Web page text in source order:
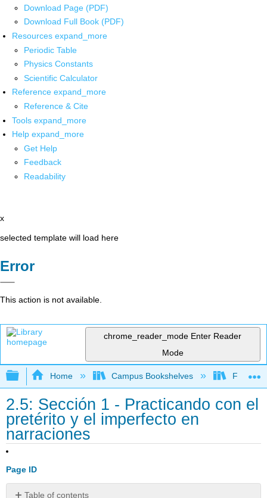
Download Page (PDF)
Download Full Book (PDF)
Resources expand_more
Periodic Table
Physics Constants
Scientific Calculator
Reference expand_more
Reference & Cite
Tools expand_more
Help expand_more
Get Help
Feedback
Readability
x
selected template will load here
Error
This action is not available.
chrome_reader_mode Enter Reader
Mode
Expand/collapse global hierarchy
Home Campus Bookshelves Franklin
2.5: Sección 1 - Practicando con el
pretérito y el imperfecto en
narraciones
Page ID
Table of contents